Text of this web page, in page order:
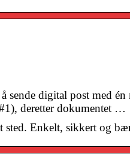
digital post med én
deretter dokumentet …
sted. Enkelt, sikkert og